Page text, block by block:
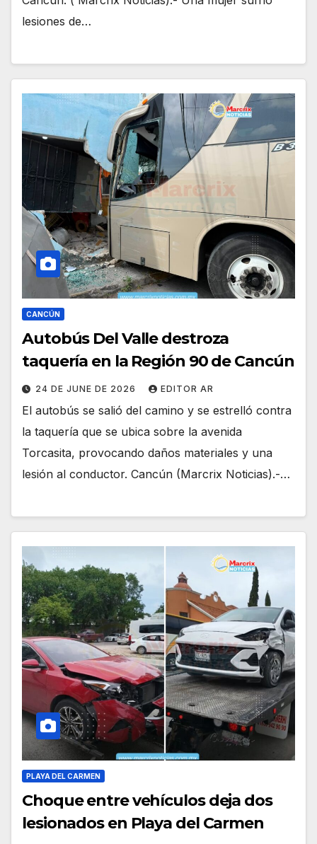
lesiones de…
CANCÚN
Autobús Del Valle destroza
taquería en la Región 90 de Cancún
24 DE JUNE DE 2026 EDITOR AR
El autobús se salió del camino y se estrelló contra
la taquería que se ubica sobre la avenida
Torcasita, provocando daños materiales y una
lesión al conductor. Cancún (Marcrix Noticias).-…
PLAYA DEL CARMEN
Choque entre vehículos deja dos
lesionados en Playa del Carmen